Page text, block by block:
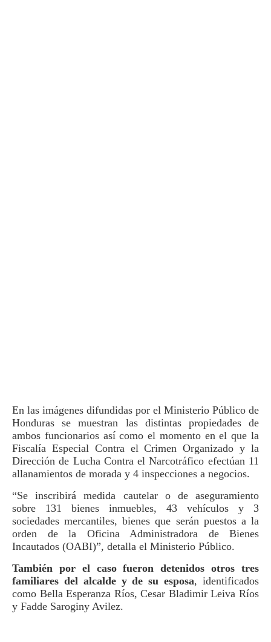
En las imágenes difundidas por el Ministerio Público de
Honduras se muestran las distintas propiedades de
ambos funcionarios así como el momento en el que la
Fiscalía Especial Contra el Crimen Organizado y la
Dirección de Lucha Contra el Narcotráfico efectúan 11
allanamientos de morada y 4 inspecciones a negocios.
“Se inscribirá medida cautelar o de aseguramiento
sobre 131 bienes inmuebles, 43 vehículos y 3
sociedades mercantiles, bienes que serán puestos a la
orden de la Oficina Administradora de Bienes
Incautados (OABI)”, detalla el Ministerio Público.
También por el caso fueron detenidos otros tres
familiares del alcalde y de su esposa, identificados
como Bella Esperanza Ríos, Cesar Bladimir Leiva Ríos
y Fadde Saroginy Avilez.